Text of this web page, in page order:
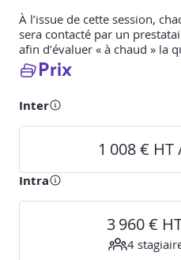
À l’issue de cette session,
sera contacté par un
afin d’évaluer « à chaud » la
Prix
Inter
1 008 €
Intra
3 960 €
4